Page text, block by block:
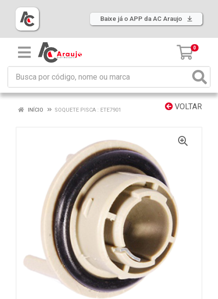
Baixe já o APP da AC Araujo
0
VOLTAR
INÍCIO SOQUETE PISCA : ETE7901